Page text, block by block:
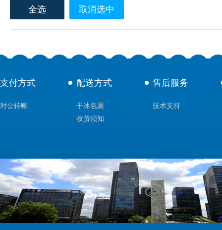
全选 取消选中
支付方式
对公转账
配送方式
干冰包裹
收货须知
售后服务
技术支持